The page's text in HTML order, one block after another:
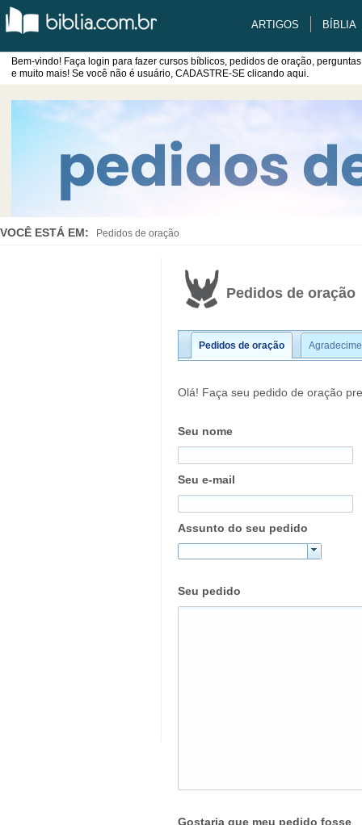
ARTIGOS BÍBLIA
Bem-vindo! Faça login para fazer cursos bíblicos, pedidos de oração, perguntas
e muito mais! Se você não é usuário, CADASTRE-SE clicando aqui.
VOCÊ ESTÁ EM: Pedidos de oração
Pedidos de oração
Pedidos de oração
Olá! Faça seu pedido de oração
Seu nome
Seu e-mail
Assunto do seu pedido
Seu pedido
Gostaria que meu pedido fosse